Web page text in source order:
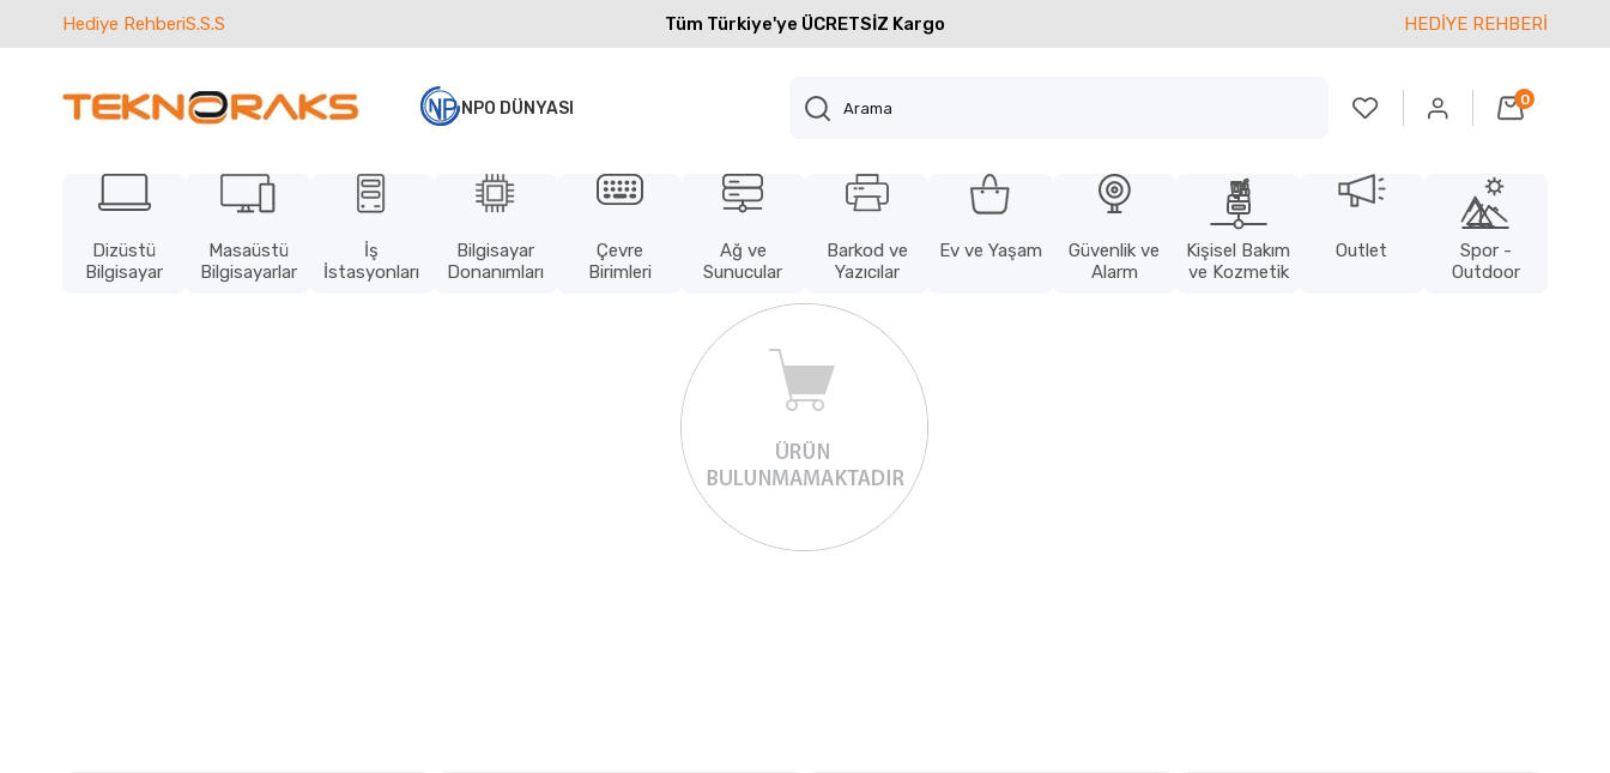
Hediye RehberiS.S.S Tüm Türkiye'ye ÜCRETSİZ Kargo HEDİYE REHBERİ
NPO DÜNYASI 0
Dizüstü
Bilgisayar
Masaüstü
Bilgisayarlar
İş
İstasyonları
Bilgisayar
Donanımları
Çevre
Birimleri
Ağ ve
Sunucular
Barkod ve
Yazıcılar
Ev ve Yaşam
Güvenlik ve
Alarm
Kişisel Bakım
ve Kozmetik
Outlet
Spor -
Outdoor